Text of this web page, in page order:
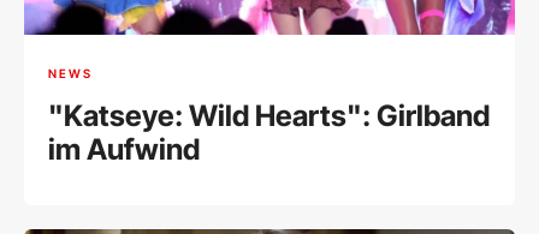
NEWS
"Katseye: Wild Hearts": Girlband
im Aufwind